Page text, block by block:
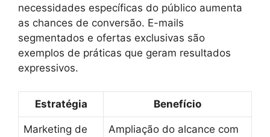
necessidades específicas do público aumenta
as chances de conversão. E-mails
segmentados e ofertas exclusivas são
exemplos de práticas que geram resultados
expressivos.
Estratégia Benefício
Marketing de
Ampliação do alcance com